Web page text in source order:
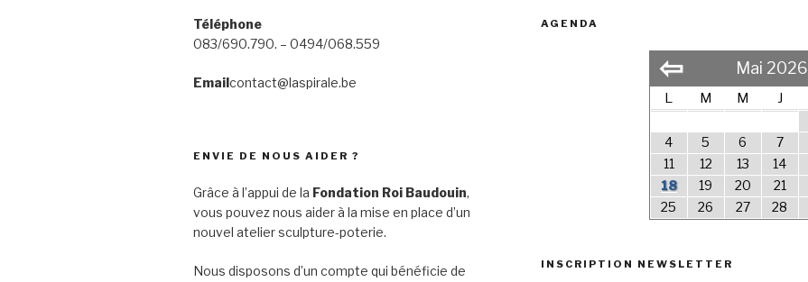
Téléphone
083/690.790. – 0494/068.559
Emailcontact@laspirale.be
ENVIE DE NOUS AIDER ?
Grâce à l’appui de la Fondation Roi Baudouin,
vous pouvez nous aider à la mise en place d’un
nouvel atelier sculpture-poterie.
Nous disposons d’un compte qui bénéficie de
AGENDA
⇦ Mai 2026
L M M J
4
5 6 7
11
12 13 14
18
19 20 21
25
26 27 28
INSCRIPTION NEWSLETTER